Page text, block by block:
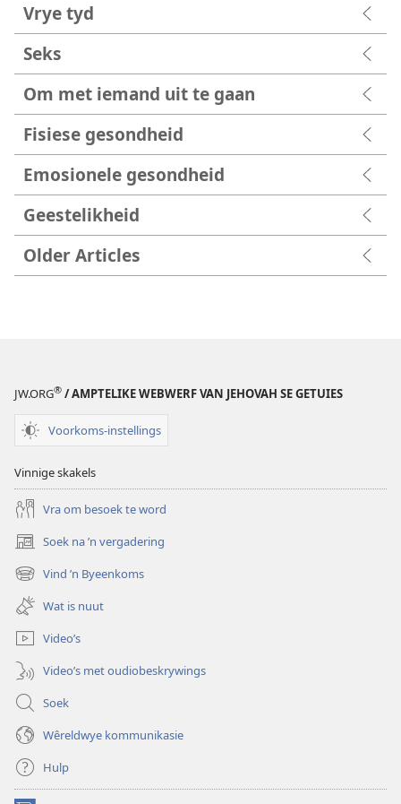
Vrye tyd
Seks
Om met iemand uit te gaan
Fisiese gesondheid
Emosionele gesondheid
Geestelikheid
Older Articles
JW.ORG® / AMPTELIKE WEBWERF VAN JEHOVAH SE GETUIES
Voorkoms-instellings
Vinnige skakels
Vra om besoek te word
Soek na ’n vergadering
(maak
nuwe
venster
oop)
Vind ’n Byeenkoms
(maak
nuwe
venster
oop)
Wat is nuut
Video’s
Video’s met oudiobeskrywings
Soek
Wêreldwye kommunikasie
Hulp